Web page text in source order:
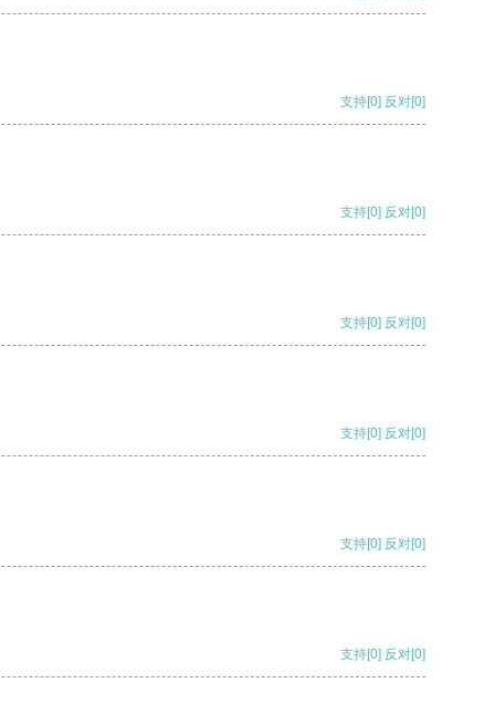
支持[0] 反对[0]
支持[0] 反对[0]
支持[0] 反对[0]
支持[0] 反对[0]
支持[0] 反对[0]
支持[0] 反对[0]